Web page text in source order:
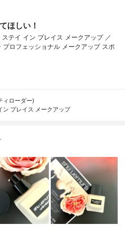
ほしい！
テイ イン プレイス メークアップ ／
ロフェッショナル メークアップ スポ
ィローダー)
ン プレイス メークアップ